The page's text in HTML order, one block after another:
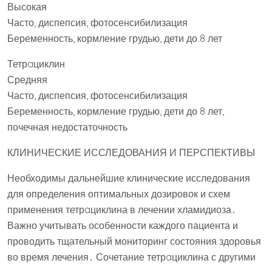
Высокая
Часто, диспепсия, фотосенсибилизация
Беременность, кормление грудью, дети до 8 лет
Тетрaциклин
Средняя
Часто, диспепсия, фотосенсибилизация
Беременность, кормление грудью, дети до 8 лет,
почечная недостаточность
КЛИНИЧЕСКИЕ ИССЛЕДОВАНИЯ И ПЕРСПЕКТИВЫ
Необходимы дальнейшие клинические исследования
для определения оптимальных дозировок и схем
применения тетрaциклина в лечении хламидиоза․
Важно учитывать особенности каждого пациента и
проводить тщательный мониторинг состояния здоровья
во время лечения․ Сочетание тетрaциклина с другими